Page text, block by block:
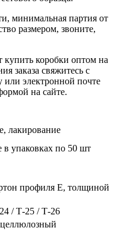
минимальная партия от
размером, звоните,
коробки оптом на
заказа свяжитесь с
электронной почте
на сайте.
лакирование
в упаковках по 50 шт
профиля Е, толщиной
/ Т-25 / Т-26